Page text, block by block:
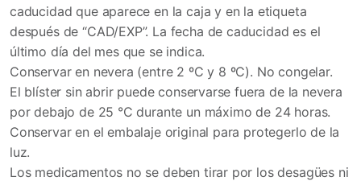
caducidad que aparece en la caja y en la etiqueta
después de “CAD/EXP”. La fecha de caducidad es el
último día del mes que se indica.
Conservar en nevera (entre 2 ºC y 8 ºC). No congelar.
El blíster sin abrir puede conservarse fuera de la nevera
por debajo de 25 °C durante un máximo de 24 horas.
Conservar en el embalaje original para protegerlo de la
luz.
Los medicamentos no se deben tirar por los desagües ni